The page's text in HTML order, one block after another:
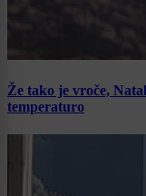
Že tako je vroče,
temperaturo